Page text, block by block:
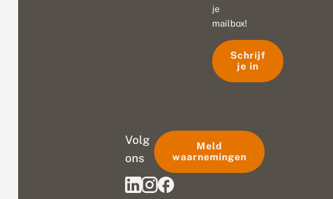
je
mailbox!
Schrijf
je in
Volg
ons
Meld
waarnemingen